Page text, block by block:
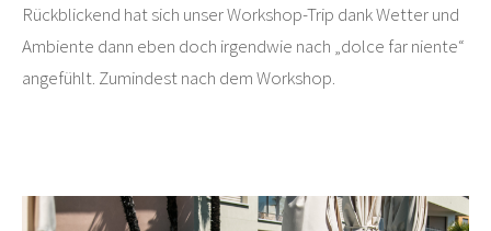
Rückblickend hat sich unser Workshop-Trip dank Wetter und
Ambiente dann eben doch irgendwie nach „dolce far niente“
angefühlt. Zumindest nach dem Workshop.